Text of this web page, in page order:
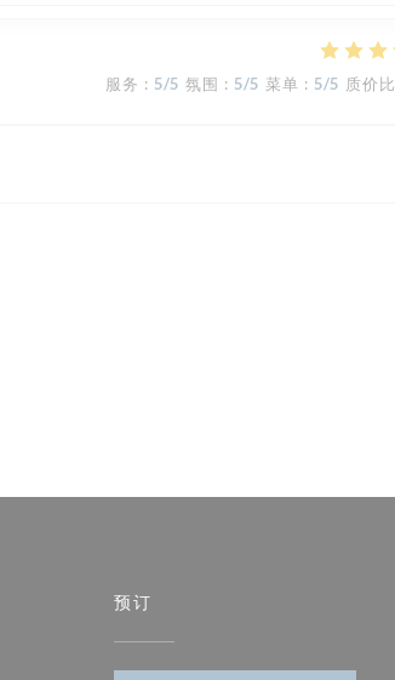
服务 : 5/5 氛围 : 5/5 菜单 : 5/5 质价比
预订